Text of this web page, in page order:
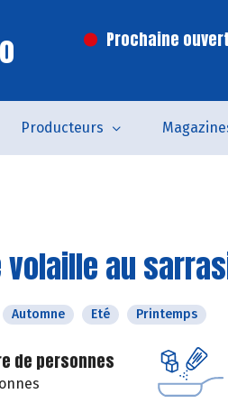
Prochaine
Producteurs
volaille au
Automne Eté Printemps
de personnes